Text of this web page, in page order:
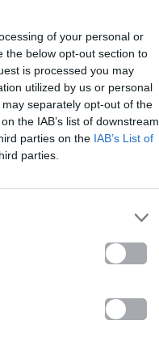
of your personal or
the below opt-out section to
is processed you may
utilized by us or personal
separately opt-out of the
the IAB’s list of downstream
parties on the IAB’s List of
parties.